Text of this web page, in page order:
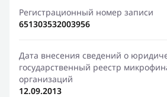
Регистрационный номер записи
651303532003956
Дата внесения сведений о
государственный реестр
организаций
12.09.2013